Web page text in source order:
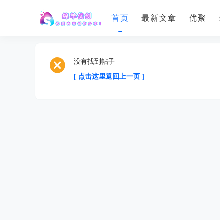
首页 最新文章 优聚
没有找到帖子
[ 点击这里返回上一页 ]